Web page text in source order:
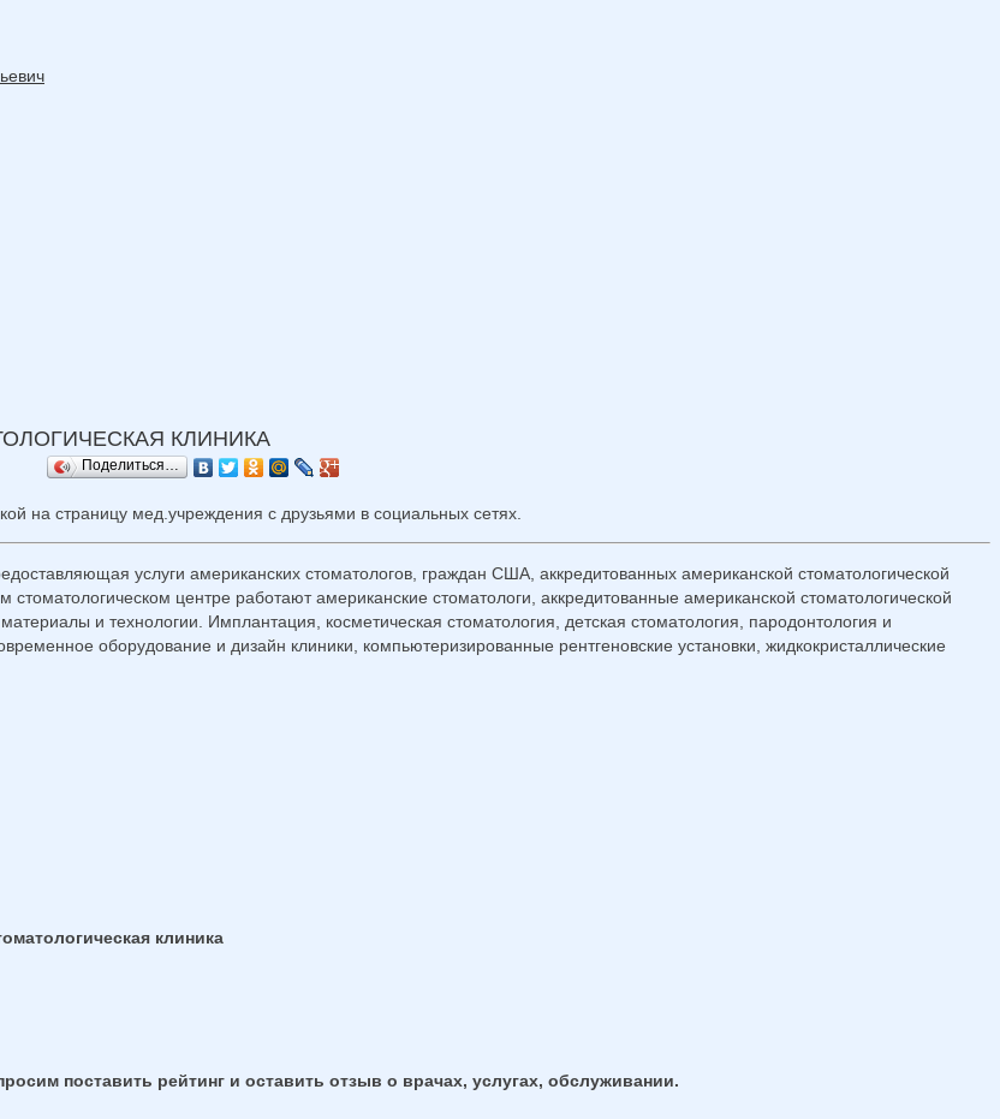
КЛИНИКА
Поделиться…
на страницу мед.учреждения с друзьями в социальных сетях.
услуги американских стоматологов, граждан США, аккредитованных американской стоматологической
центре работают американские стоматологи, аккредитованные американской стоматологической
и технологии. Имплантация, косметическая стоматология, детская стоматология, пародонтология и
оборудование и дизайн клиники, компьютеризированные рентгеновские установки, жидкокристаллические
клиника
поставить рейтинг и оставить отзыв о врачах, услугах, обслуживании.